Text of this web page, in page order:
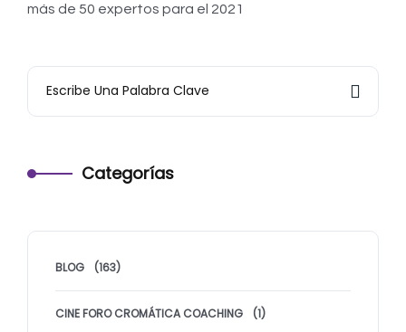
más de 50 expertos para el 2021
Categorías
BLOG (163)
CINE FORO CROMÁTICA COACHING (1)